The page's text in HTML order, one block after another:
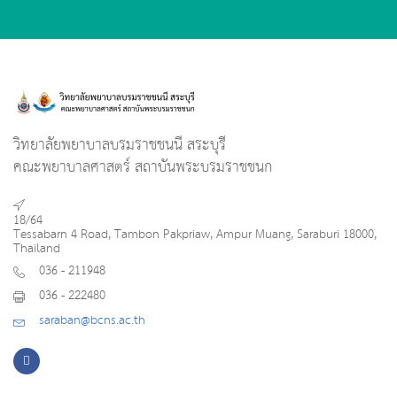
วิทยาลัยพยาบาลบรมราชชนนี สระบุรี
คณะพยาบาลศาสตร์ สถาบันพระบรมราชชนก
18/64
Tessabarn 4 Road, Tambon Pakpriaw, Ampur Muang, Saraburi 18000,
Thailand
036 - 211948
036 - 222480
saraban@bcns.ac.th